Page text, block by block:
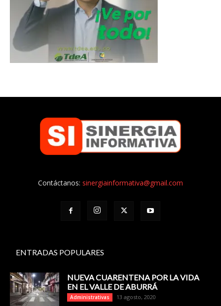
Contáctanos: sinergiainformativa@gmail.com
ENTRADAS POPULARES
NUEVA CUARENTENA POR LA VIDA
EN EL VALLE DE ABURRÁ
Administrativas 13 agosto, 2020